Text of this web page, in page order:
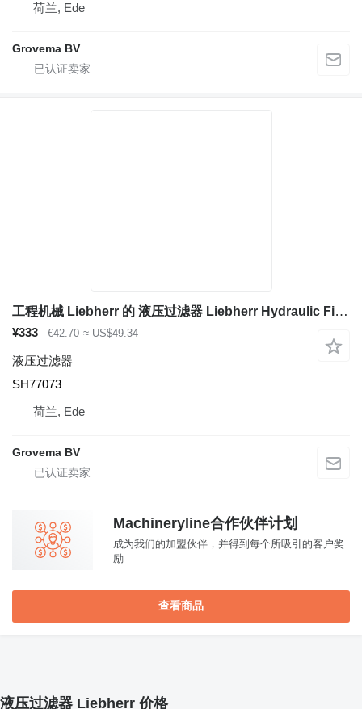
荷兰, Ede
Grovema BV
工程机械 Liebherr 的 液压过滤器 Liebherr Hydraulic Filter SH77073
¥333 €42.70 ≈ US$49.34
液压过滤器
SH77073
荷兰, Ede
Grovema BV
Machineryline合作伙伴计划
成为我们的加盟伙伴，并得到每个所吸引的客户奖
励
查看商品
液压过滤器 Liebherr 价格